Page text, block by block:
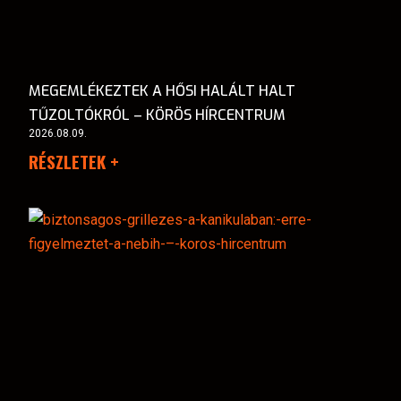
MEGEMLÉKEZTEK A HŐSI HALÁLT HALT
TŰZOLTÓKRÓL – KÖRÖS HÍRCENTRUM
2026.08.09.
RÉSZLETEK +